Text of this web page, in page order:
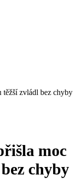
těžší zvládl bez chyby
moc
chyby